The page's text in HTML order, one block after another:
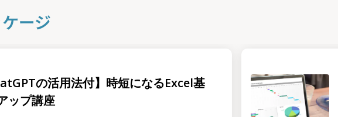
ージ
の活用法付】時短になるExcel基
ップ講座